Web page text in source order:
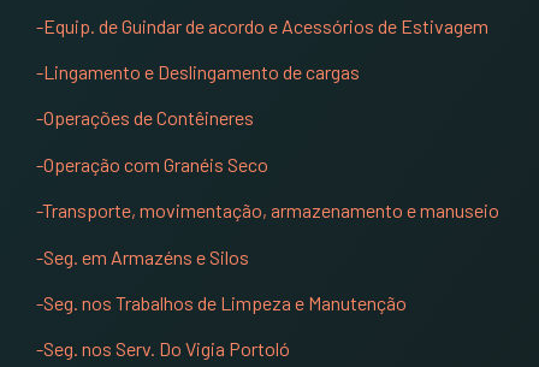
-Equip. de Guindar de acordo e Acessórios de Estivagem
-Lingamento e Deslingamento de cargas
-Operações de Contêineres
-Operação com Granéis Seco
-Transporte, movimentação, armazenamento e manuseio
-Seg. em Armazéns e Silos
-Seg. nos Trabalhos de Limpeza e Manutenção
-Seg. nos Serv. Do Vigia Portoló